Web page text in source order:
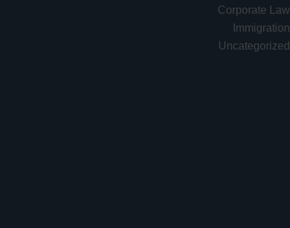
Corporate Law
Immigration
Uncategorized